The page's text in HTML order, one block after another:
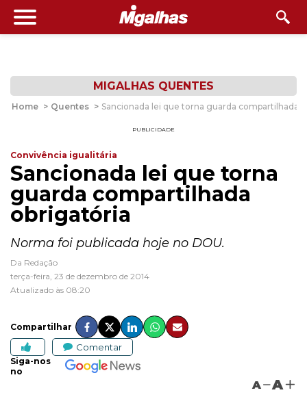
MIGALHAS QUENTES
Home > Quentes > Sancionada lei que torna guarda compartilhada
PUBLICIDADE
Convivência igualitária
Sancionada lei que torna
guarda compartilhada
obrigatória
Norma foi publicada hoje no DOU.
Da Redação
terça-feira, 23 de dezembro de 2014
Atualizado às 08:20
Compartilhar
Comentar
Siga-nos
no
A A